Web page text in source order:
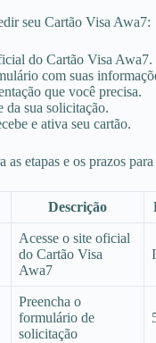
seu Cartão Visa Awa7:
do Cartão Visa Awa7.
com suas
que você precisa.
da sua solicitação.
e ativa seu cartão.
as etapas e os prazos
Descrição
Acesse o site oficial
do Cartão Visa
Awa7
Preencha o
formulário de
solicitação